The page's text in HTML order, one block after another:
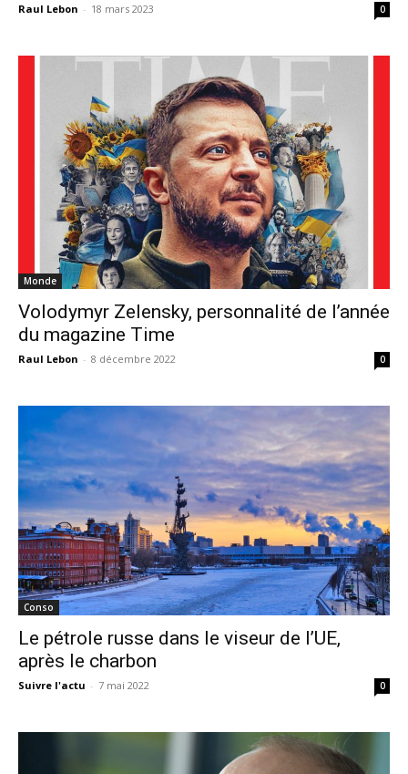
Raul Lebon - 18 mars 2023 0
Monde
Volodymyr Zelensky, personnalité de l’année
du magazine Time
Raul Lebon - 8 décembre 2022 0
Conso
Le pétrole russe dans le viseur de l’UE,
après le charbon
Suivre l'actu - 7 mai 2022 0